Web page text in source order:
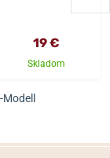
19 €
Skladom